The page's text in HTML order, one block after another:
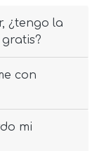
¿tengo la
con
mi